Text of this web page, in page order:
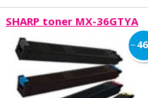
SHARP toner MX-36GTYA
−46